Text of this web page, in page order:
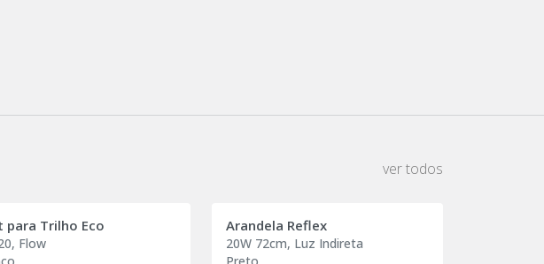
ver todos
para Trilho Eco
Flow
Arandela Reflex
20W 72cm, Luz Indireta